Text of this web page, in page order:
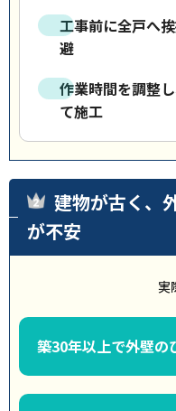
工事前に全戸へ
避
作業時間を調整
て施工
建物が古く、
が不安
実
築30年以上で外壁の